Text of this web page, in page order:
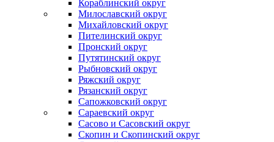
Кораблинский округ
Милославский округ
Михайловский округ
Пителинский округ
Пронский округ
Путятинский округ
Рыбновский округ
Ряжский округ
Рязанский округ
Сапожковский округ
Сараевский округ
Сасово и Сасовский округ
Скопин и Скопинский округ